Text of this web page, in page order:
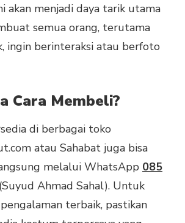
akan menjadi daya tarik utama
semua orang, terutama
ingin berinteraksi atau berfoto
Cara Membeli?
di berbagai toko
atau Sahabat juga bisa
melalui WhatsApp 085
(Suyud Ahmad Sahal). Untuk
terbaik, pastikan